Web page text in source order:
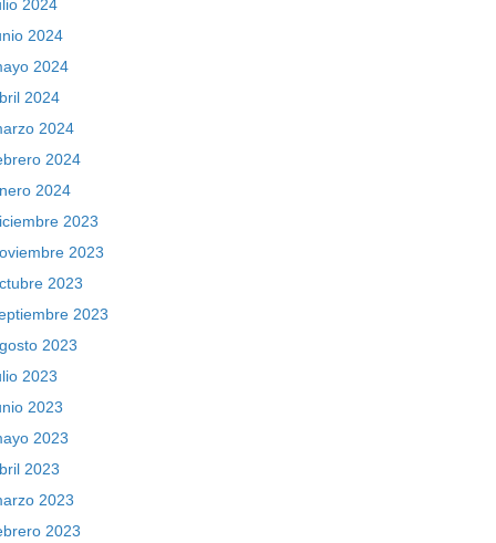
2024
2024
2024
2024
2024
2024
2024
2023
2023
2023
2023
2023
2023
2023
2023
2023
2023
2023